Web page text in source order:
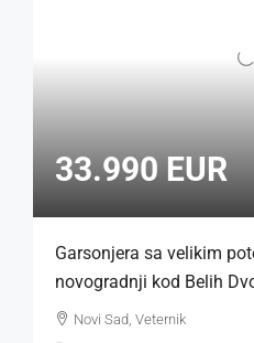
33.990 EUR
Garsonjera sa velikim
novogradnji kod Belih
Novi Sad, Veternik